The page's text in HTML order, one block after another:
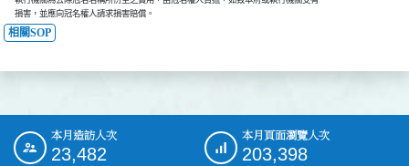
      損害，並應向冠名權人請求損害賠償。
相關SOP
::: 本月造訪人次
23,482
本月頁面瀏覽人次
203,398